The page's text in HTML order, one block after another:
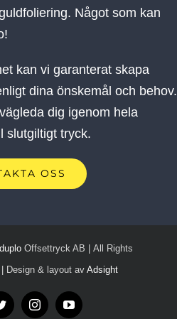
Något som kan
kan vi garanterat skapa
dina önskemål och behov.
dig igenom hela
slutgiltigt tryck.
OSS
Offsettryck AB | All Rights
| Design & layout av Adsight
TwitterInstagramYouTube